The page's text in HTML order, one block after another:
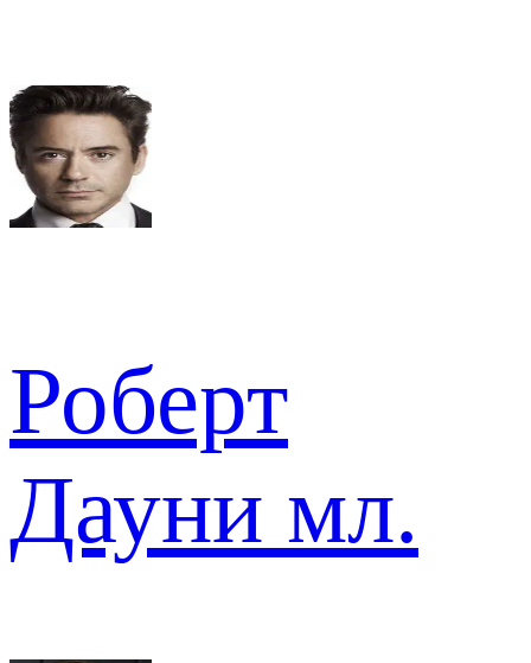
Роберт
Дауни мл.